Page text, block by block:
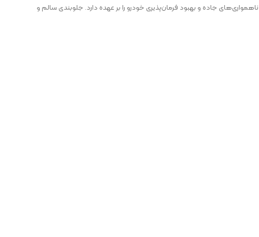
جاده و بهبود فرمان‌پذیری خودرو را بر عهده دارد. جلوبندی سالم و